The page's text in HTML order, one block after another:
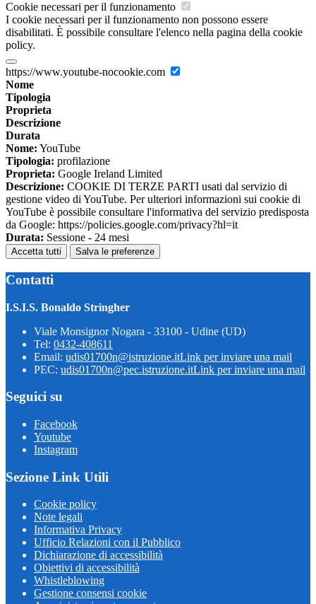
Cookie necessari per il funzionamento
I cookie necessari per il funzionamento non possono essere
disabilitati. È possibile consultare l'elenco nella pagina della cookie
policy.
https://www.youtube-nocookie.com
Nome
Tipologia
Proprieta
Descrizione
Durata
Nome: YouTube
Tipologia: profilazione
Proprieta: Google Ireland Limited
Descrizione: COOKIE DI TERZE PARTI usati dal servizio di
gestione video di YouTube. Per ulteriori informazioni sui cookie di
YouTube è possibile consultare l'informativa del servizio predisposta
da Google: https://policies.google.com/privacy?hl=it
Durata: Sessione - 24 mesi
Accetta tutti Salva le preferenze
Contatti
I.S.I.S. Bonaldo Stringher
Viale Monsignor Nogara - 33100 - Udine (UD)
Tel: 0432-408611
Email: udis01700n@istruzione.itLink per inviare una mail
PEC: udis01700n@pec.istruzione.itLink per inviare una mail
Seguici su
Facebook
Youtube
Instagram
Sezione Link Utili
Cookie policy
Note legali
Informativa Privacy
Ufficio Relazioni con il Pubblico
Dichiarazione di accessibilità
Obiettivi di accessibilità
Whistleblowing
Gestione consensi cookie